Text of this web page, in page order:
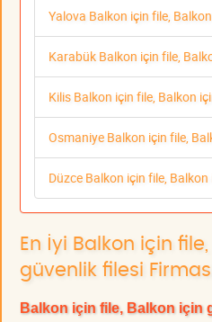
Yalova Balkon için file,
Karabük Balkon için file,
Kilis Balkon için file, Balkon
Osmaniye Balkon için file,
Düzce Balkon için file,
En İyi Balkon için
güvenlik filesi
Balkon için file, Balkon için